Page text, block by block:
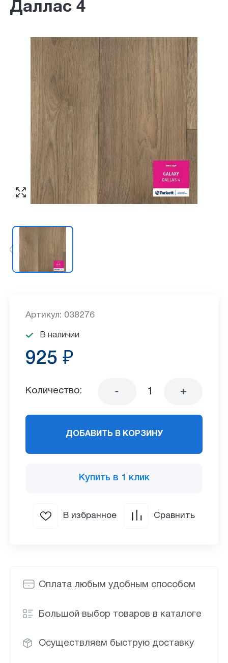
Даллас 4
Оплата любым удобным способом
Большой выбор товаров в каталоге
Осуществляем быструю доставку
Артикул: 038276
В наличии
925 ₽
Количество:
ДОБАВИТЬ В КОРЗИНУ
Купить в 1 клик
В избранное Сравнить
Согласен с обработкой персональных
ПЕРЕЗВОНИТЕ МНЕ
Согласен с обработкой персональных
данных в соответствии с
политикой
конфиденциальности
КУПИТЬ